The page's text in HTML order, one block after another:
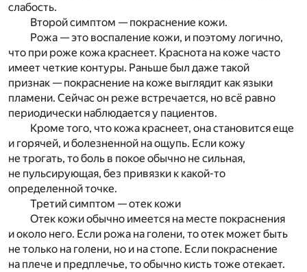
слабость.
Второй симптом — покраснение кожи.
Рожа — это воспаление кожи, и поэтому логично,
что при роже кожа краснеет. Краснота на коже часто
имеет четкие контуры. Раньше был даже такой
признак — покраснение на коже выглядит как языки
пламени. Сейчас он реже встречается, но всё равно
периодически наблюдается у пациентов.
Кроме того, что кожа краснеет, она становится еще
и горячей, и болезненной на ощупь. Если кожу
не трогать, то боль в покое обычно не сильная,
не пульсирующая, без привязки к какой-то
определенной точке.
Третий симптом — отек кожи
Отек кожи обычно имеется на месте покраснения
и около него. Если рожа на голени, то отек может быть
не только на голени, но и на стопе. Если покраснение
на плече и предплечье, то обычно кисть тоже отекает.